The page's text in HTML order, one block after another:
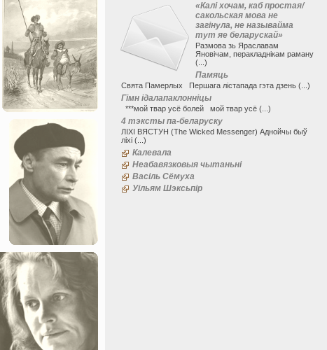
«Калі хочам, каб простая/
сакольская мова не
загінула, не называйма
тут яе беларускай»
Размова зь Яраславам
Яновічам, перакладнікам раману
(...)
Памяць
Свята Памерлых Першага лістапада гэта дзень (...)
Гімн ідалапаклонніцы
***мой твар усё болей мой твар усё (...)
4 тэксты па-беларуску
ЛІХІ ВЯСТУН (The Wicked Messenger) Аднойчы быў
ліхі (...)
Калевала
Неабавязковыя чытаньні
Васіль Сёмуха
Уільям Шэксьпір